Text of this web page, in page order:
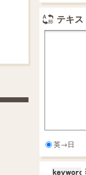
テキ
英→日